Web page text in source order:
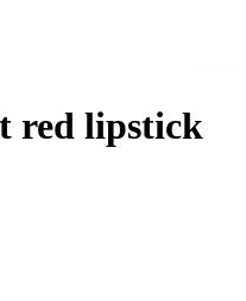
red lipstick